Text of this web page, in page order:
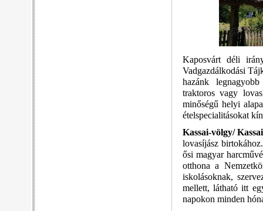
Kaposvárt déli
Vadgazdálkodási
hazánk
traktoros vagy
minőségű helyi
ételspecialitásokat
Kassai-völgy/
lovasíjász
ősi magyar
otthona a
iskolásoknak,
mellett, látható itt
napokon minden